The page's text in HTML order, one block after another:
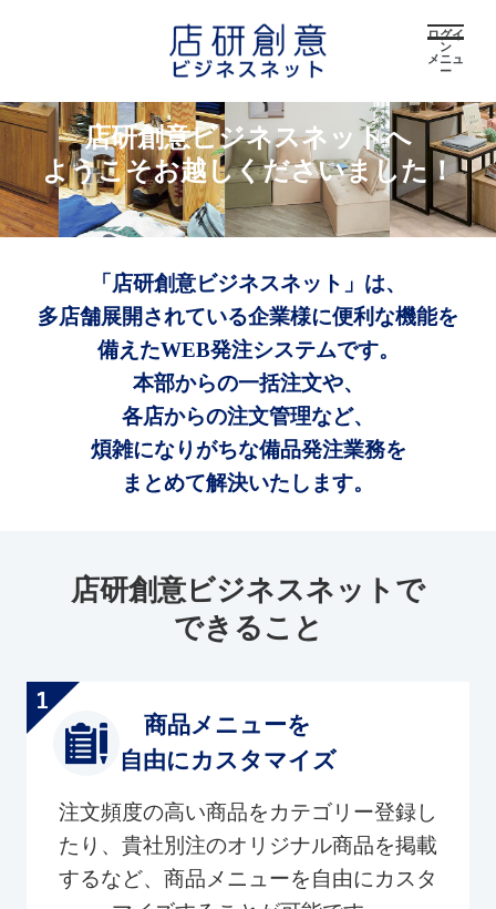
ログイ
ン
メニュ
ー
店研創意ビジネスネットへ
ようこそお越しくださいました！
「店研創意ビジネスネット」は、
多店舗展開されている企業様に便利な機能を
備えたWEB発注システムです。
本部からの一括注文や、
各店からの注文管理など、
煩雑になりがちな備品発注業務を
まとめて解決いたします。
店研創意ビジネスネットで
できること
商品メニューを
自由にカスタマイズ
注文頻度の高い商品をカテゴリー登録し
たり、貴社別注のオリジナル商品を掲載
するなど、商品メニューを自由にカスタ